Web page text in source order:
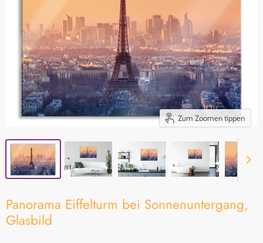
Zum Zoomen tippen
Panorama Eiffelturm bei Sonnenuntergang,
Glasbild